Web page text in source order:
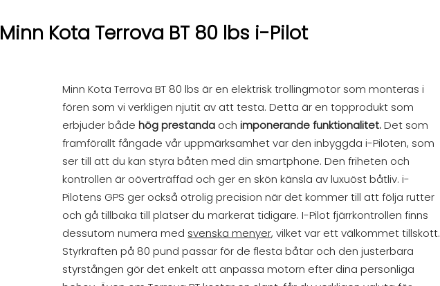
Minn Kota Terrova BT 80 lbs i-Pilot
Minn Kota Terrova BT 80 lbs är en elektrisk trollingmotor som monteras i
fören som vi verkligen njutit av att testa. Detta är en topprodukt som
erbjuder bådehög prestanda ochimponerande funktionalitet.Det som
framförallt fångade vår uppmärksamhet var den inbyggda i-Piloten, som
ser till att du kan styra båten med din smartphone. Den friheten och
kontrollen är oöverträffad och ger en skön känsla av luxuöst båtliv. i-
Pilotens GPS ger också otrolig precision när det kommer till att följa rutter
och gå tillbaka till platser du markerat tidigare. I-Pilot fjärrkontrollen finns
dessutom numera med svenska menyer, vilket var ett välkommet tillskott.
Styrkraften på 80 pund passar för de flesta båtar och den justerbara
styrstången gör det enkelt att anpassa motorn efter dina personliga